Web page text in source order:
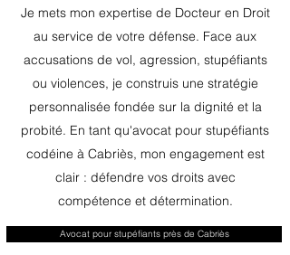
Je mets mon expertise de Docteur en Droit
au service de votre défense. Face aux
accusations de vol, agression, stupéfiants
ou violences, je construis une stratégie
personnalisée fondée sur la dignité et la
probité. En tant qu'avocat pour stupéfiants
codéine à Cabriès, mon engagement est
clair : défendre vos droits avec
compétence et détermination.
Avocat pour stupéfiants près de Cabriès